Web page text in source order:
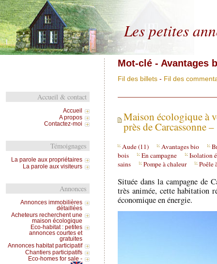
Les petites
Mot-clé - Avantages
Fil des billets- Fil des
Maison écologique à
près de Carcassonne
Aude (11) Avantages bio
bois
En campagne
Isolation
sains
Pompe à chaleur Poêle
Située dans la campagne de
très animée, cette habitation
économique en énergie.
Accueil & contact
Accueil
A propos
Contactez-moi
Témoignages
La parole aux propriétaires
La parole aux visiteurs
Annonces
Annonces immobilières
détaillées
Acheteurs recherchent une
maison écologique
Eco-habitat : petites
annonces courtes et
gratuites
Annonces habitat participatif
Chantiers participatifs
Eco-homes for sale -